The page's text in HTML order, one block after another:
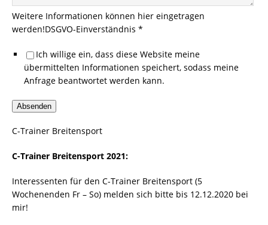
Weitere Informationen können hier eingetragen
werden!DSGVO-Einverständnis *
Ich willige ein, dass diese Website meine
übermittelten Informationen speichert, sodass meine
Anfrage beantwortet werden kann.
Absenden
C-Trainer Breitensport
C-Trainer Breitensport 2021:
Interessenten für den C-Trainer Breitensport (5
Wochenenden Fr – So) melden sich bitte bis 12.12.2020 bei
mir!